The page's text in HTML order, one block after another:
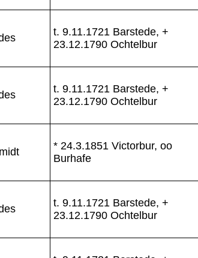
t. 9.11.1721 Barstede, +
23.12.1790 Ochtelbur
t. 9.11.1721 Barstede, +
23.12.1790 Ochtelbur
* 24.3.1851 Victorbur, oo
Burhafe
t. 9.11.1721 Barstede, +
23.12.1790 Ochtelbur